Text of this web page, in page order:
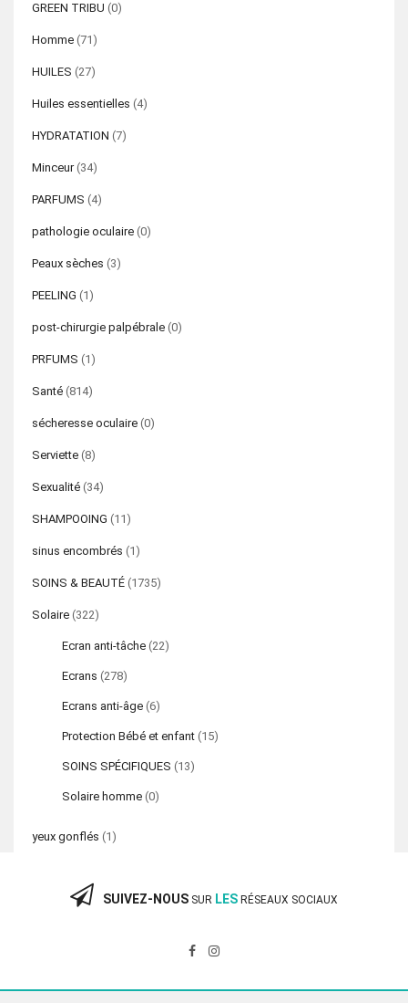
GREEN TRIBU (0)
Homme (71)
HUILES (27)
Huiles essentielles (4)
HYDRATATION (7)
Minceur (34)
PARFUMS (4)
pathologie oculaire (0)
Peaux sèches (3)
PEELING (1)
post-chirurgie palpébrale (0)
PRFUMS (1)
Santé (814)
sécheresse oculaire (0)
Serviette (8)
Sexualité (34)
SHAMPOOING (11)
sinus encombrés (1)
SOINS & BEAUTÉ (1735)
Solaire (322)
Ecran anti-tâche (22)
Ecrans (278)
Ecrans anti-âge (6)
Protection Bébé et enfant (15)
SOINS SPÉCIFIQUES (13)
Solaire homme (0)
yeux gonflés (1)
SUIVEZ-NOUS SUR LES RÉSEAUX SOCIAUX